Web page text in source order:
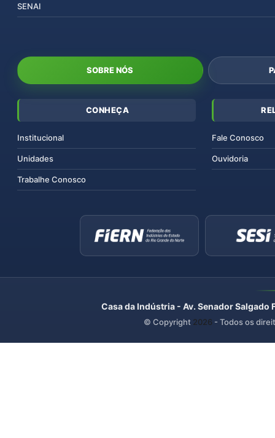
SENAI
SOBRE NÓS
CONHEÇA
Institucional
Unidades
Trabalhe Conosco
Fale Conosco
Ouvidoria
Casa da Indústria - Av. Senador
© Copyright 2026 - Todos os